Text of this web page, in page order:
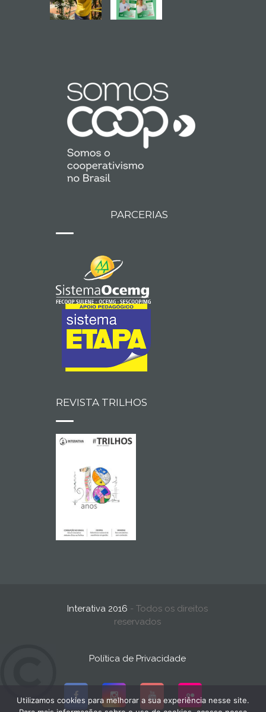
PARCERIAS
REVISTA TRILHOS
Interativa 2016 - Todos os direitos
reservados
Política de Privacidade
Utilizamos cookies para melhorar a sua experiência nesse site.